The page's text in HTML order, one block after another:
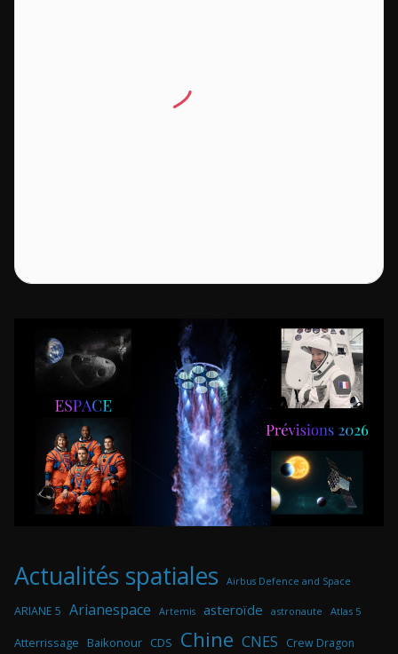
Actualités spatiales Airbus Defence and Space
ARIANE 5 Arianespace Artemis asteroïde astronaute Atlas 5
Atterrissage Baikonour CDS Chine CNES Crew Dragon